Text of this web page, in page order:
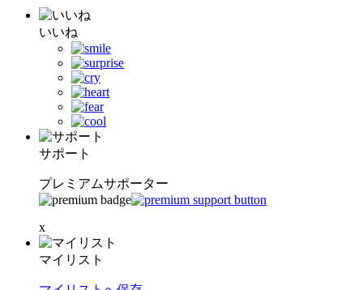
いいね
サポート
プレミアムサポーター
x
マイリスト